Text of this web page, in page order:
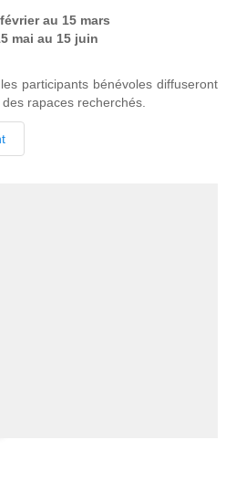
au 15 mars
mai au 15 juin
participants bénévoles diffuseront
rapaces recherchés.